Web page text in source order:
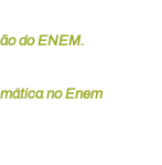
do ENEM.
no Enem